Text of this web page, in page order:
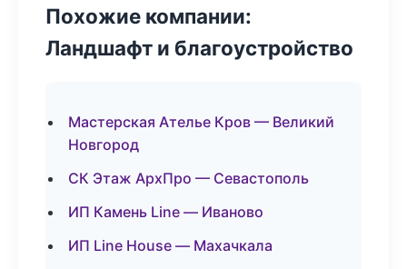
Похожие компании:
Ландшафт и благоустройство
Мастерская Ателье Кров — Великий
Новгород
СК Этаж АрхПро — Севастополь
ИП Камень Line — Иваново
ИП Line House — Махачкала